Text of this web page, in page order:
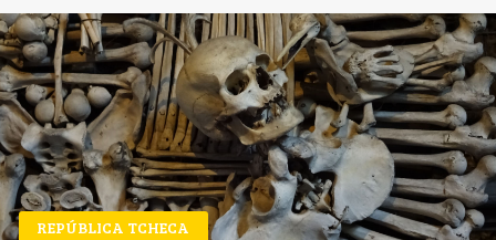
REPÚBLICA TCHECA